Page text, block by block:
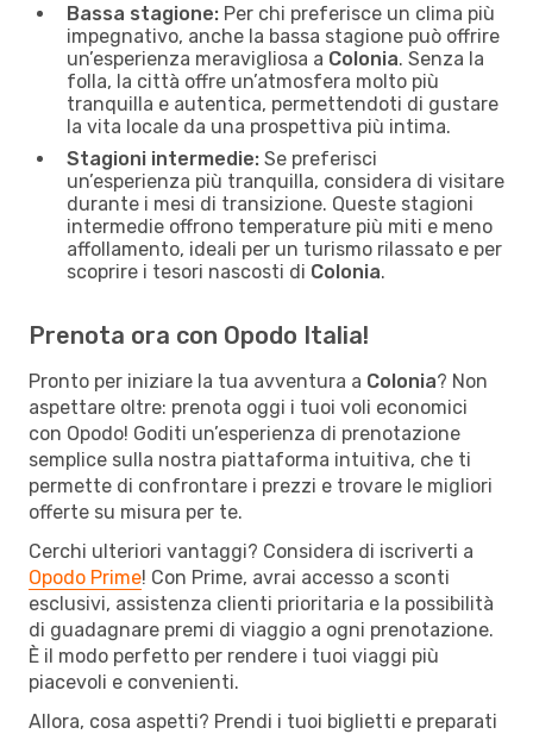
Bassa stagione: Per chi preferisce un clima più
impegnativo, anche la bassa stagione può offrire
un’esperienza meravigliosa a Colonia. Senza la
folla, la città offre un’atmosfera molto più
tranquilla e autentica, permettendoti di gustare
la vita locale da una prospettiva più intima.
Stagioni intermedie: Se preferisci
un’esperienza più tranquilla, considera di visitare
durante i mesi di transizione. Queste stagioni
intermedie offrono temperature più miti e meno
affollamento, ideali per un turismo rilassato e per
scoprire i tesori nascosti di Colonia.
Prenota ora con Opodo Italia!
Pronto per iniziare la tua avventura a Colonia? Non
aspettare oltre: prenota oggi i tuoi voli economici
con Opodo! Goditi un’esperienza di prenotazione
semplice sulla nostra piattaforma intuitiva, che ti
permette di confrontare i prezzi e trovare le migliori
offerte su misura per te.
Cerchi ulteriori vantaggi? Considera di iscriverti a
Opodo Prime! Con Prime, avrai accesso a sconti
esclusivi, assistenza clienti prioritaria e la possibilità
di guadagnare premi di viaggio a ogni prenotazione.
È il modo perfetto per rendere i tuoi viaggi più
piacevoli e convenienti.
Allora, cosa aspetti? Prendi i tuoi biglietti e preparati